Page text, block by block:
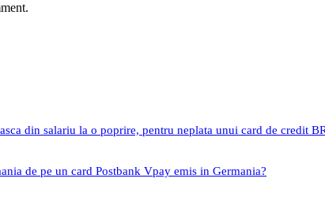
din salariu la o poprire, pentru neplata unui card de credit
de pe un card Postbank Vpay emis in Germania?